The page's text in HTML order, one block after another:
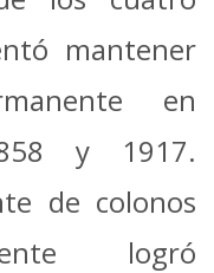
mantener
en
y 1917.
de colonos
logró